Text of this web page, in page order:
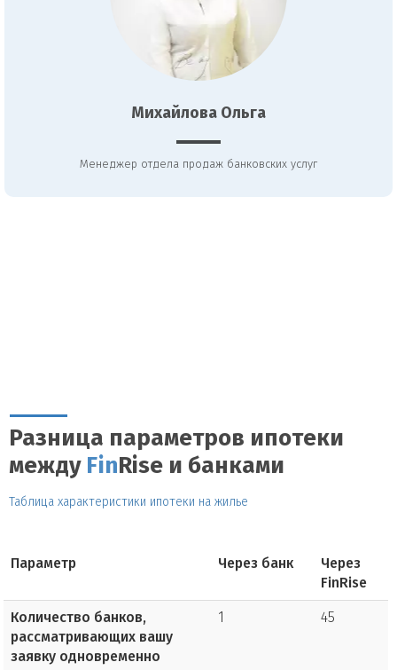
Михайлова Ольга
Менеджер отдела продаж банковских услуг
Разница параметров ипотеки
между Fin Rise и банками
Таблица характеристики ипотеки на жилье
Параметр Через банк
Через
FinRise
Количество банков,
рассматривающих вашу
заявку одновременно
1 45